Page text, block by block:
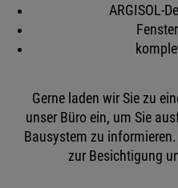
ARGISOL-
Gerne laden wir Sie zu
unser Büro ein, um Sie
Bausystem zu
zur Besichtigung